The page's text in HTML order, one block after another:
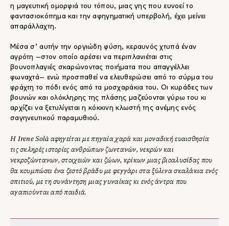
η μαγευτική ομορφιά του τόπου, μιας γης που ευνοεί το
φαντασιοκόπημα και την αφηγηματική υπερβολή, έχει μείνει
απαράλλαχτη.
Μέσα σ’ αυτήν την οργιώδη φύση, κεραυνός χτυπά έναν
αγρότη –στον οποίο αρέσει να περιπλανιέται στις
βουνοπλαγιές σκαρώνοντας ποιήματα που απαγγέλλει
φωναχτά– ενώ προσπαθεί να ελευθερώσει από το σύρμα του
φράχτη το πόδι ενός από τα μοσχαράκια του. Οι κυράδες των
βουνών και ολόκληρης της πλάσης μαζεύονται γύρω του κι
αρχίζει να ξετυλίγεται η κόκκινη κλωστή της ανέμης ενός
σαγηνευτικού παραμυθιού.
Η Irene Solà αφηγείται με πηγαία χαρά και μοναδική ευαισθησία
τις σκληρές ιστορίες ανθρώπων ζωντανών, νεκρών και
νεκροζώντανων, στοιχειών και ζώων, κρίκων μιας βιοαλυσίδας που
θα κουμπώσει ένα ζεστό βράδυ με φεγγάρι στα ξύλινα σκαλάκια ενός
σπιτιού, με τη συνάντηση μιας γυναίκας κι ενός άντρα που
αγαπιούνται από παιδιά.